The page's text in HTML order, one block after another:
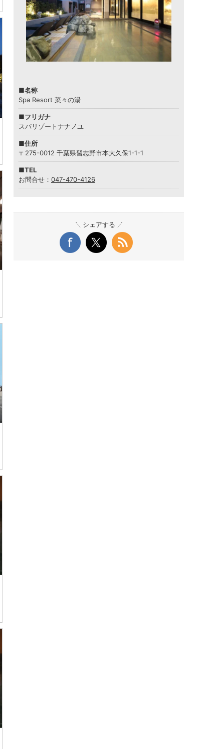
■名称
Spa Resort 菜々の湯
■フリガナ
スパリゾートナナノユ
■住所
〒275-0012 千葉県習志野市本大久保1-1-1
■TEL
お問合せ： 047-470-4126
シェアする